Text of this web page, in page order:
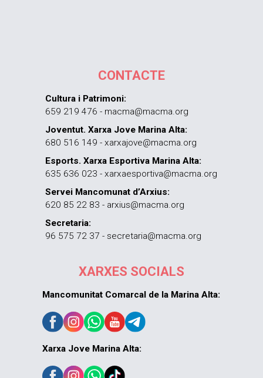
CONTACTE
Cultura i Patrimoni:
659 219 476 - macma@macma.org
Joventut. Xarxa Jove Marina Alta:
680 516 149 - xarxajove@macma.org
Esports. Xarxa Esportiva Marina Alta:
635 636 023 - xarxaesportiva@macma.org
Servei Mancomunat d’Arxius:
620 85 22 83 - arxius@macma.org
Secretaria:
96 575 72 37 - secretaria@macma.org
XARXES SOCIALS
Mancomunitat Comarcal de la Marina Alta:
Xarxa Jove Marina Alta: